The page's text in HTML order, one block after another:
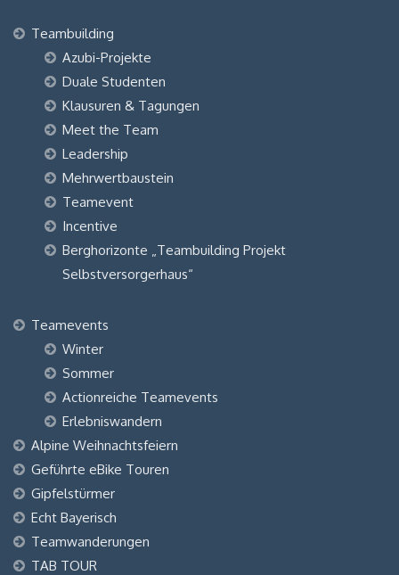
Teambuilding
Azubi-Projekte
Duale Studenten
Klausuren & Tagungen
Meet the Team
Leadership
Mehrwertbaustein
Teamevent
Incentive
Berghorizonte „Teambuilding Projekt
Selbstversorgerhaus“
Teamevents
Winter
Sommer
Actionreiche Teamevents
Erlebniswandern
Alpine Weihnachtsfeiern
Geführte eBike Touren
Gipfelstürmer
Echt Bayerisch
Teamwanderungen
TAB TOUR